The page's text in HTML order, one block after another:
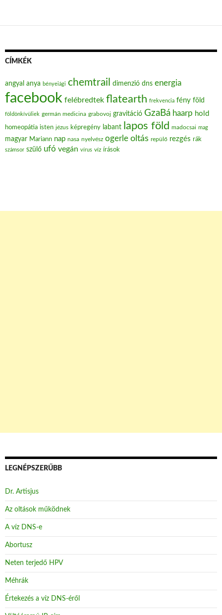
CÍMKÉK
angyal anya bényeiági chemtrail dimenzió dns energia
facebook felébredtek flatearth frekvencia fény föld
földönkívüliek germán medicina grabovoj gravitáció GzaBá haarp hold
homeopátia isten jézus képregény labant lapos föld madocsai mag
magyar Mariann nap nasa nyelvész ogerle oltás repülő rezgés rák
számsor szülő ufó vegán vírus víz írások
LEGNÉPSZERŰBB
Dr. Artisjus
Az oltások működnek
A víz DNS-e
Abortusz
Neten terjedő HPV
Méhrák
Értekezés a víz DNS-éről